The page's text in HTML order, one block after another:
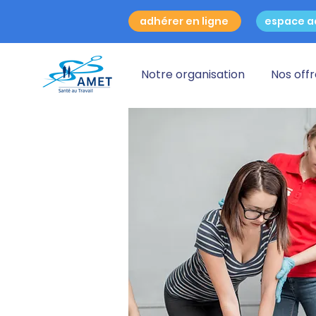
adhérer en ligne espace
Notre organisation Nos